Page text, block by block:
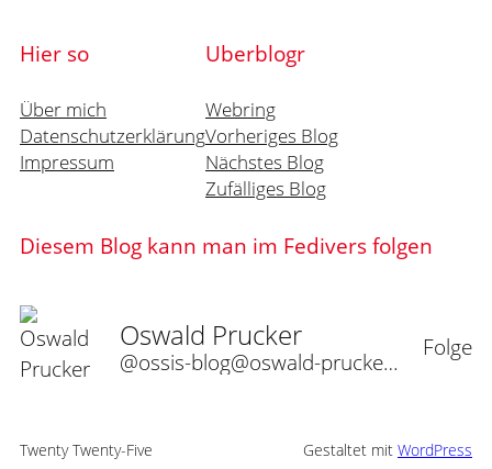
Hier so
Über mich
Datenschutzerklärung
Impressum
Uberblogr
Webring
Vorheriges Blog
Nächstes Blog
Zufälliges Blog
Diesem Blog kann man im Fedivers folgen
Oswald Prucker
@ossis-blog@oswald-prucker.de
Folge
Twenty Twenty-Five Gestaltet mit WordPress